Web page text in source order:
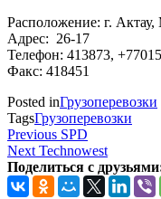
Расположение: г. Актау,
Адрес: 26-17
Телефон: 413873,
Факс: 418451
Posted inГрузоперевозки
TagsГрузоперевозки
Навигация
по
записям
Previous
Post
Previous SPD
Next
Post
Next Technowest
Поделиться с